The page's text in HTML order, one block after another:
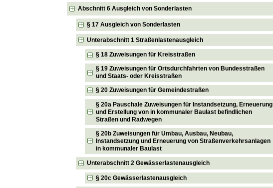
Abschnitt 6 Ausgleich von Sonderlasten
§ 17 Ausgleich von Sonderlasten
Unterabschnitt 1 Straßenlastenausgleich
§ 18 Zuweisungen für Kreisstraßen
§ 19 Zuweisungen für Ortsdurchfahrten von Bundesstraßen
und Staats- oder Kreisstraßen
§ 20 Zuweisungen für Gemeindestraßen
§ 20a Pauschale Zuweisungen für Instandsetzung, Erneuerung
und Erstellung von in kommunaler Baulast befindlichen
Straßen und Radwegen
§ 20b Zuweisungen für Umbau, Ausbau, Neubau,
Instandsetzung und Erneuerung von Straßenverkehrsanlagen
in kommunaler Baulast
Unterabschnitt 2 Gewässerlastenausgleich
§ 20c Gewässerlastenausgleich